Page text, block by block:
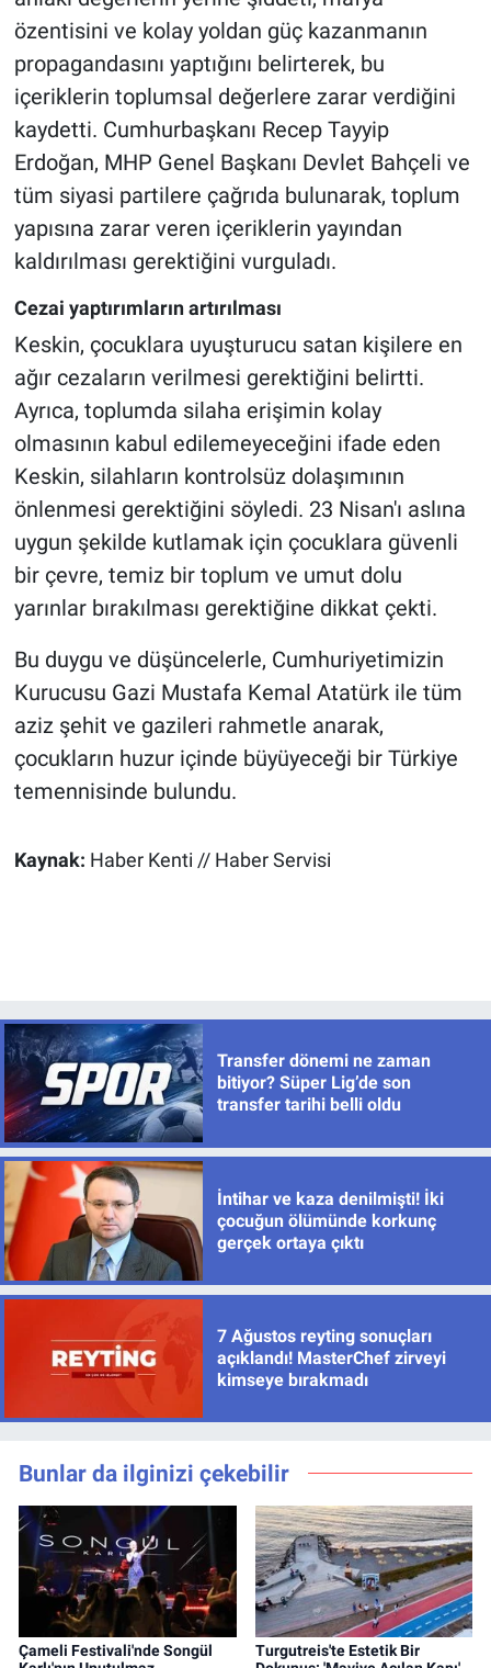
özentisini ve kolay yoldan güç kazanmanın
propagandasını yaptığını belirterek, bu
içeriklerin toplumsal değerlere zarar verdiğini
kaydetti. Cumhurbaşkanı Recep Tayyip
Erdoğan, MHP Genel Başkanı Devlet Bahçeli ve
tüm siyasi partilere çağrıda bulunarak, toplum
yapısına zarar veren içeriklerin yayından
kaldırılması gerektiğini vurguladı.
Cezai yaptırımların artırılması
Keskin, çocuklara uyuşturucu satan kişilere en
ağır cezaların verilmesi gerektiğini belirtti.
Ayrıca, toplumda silaha erişimin kolay
olmasının kabul edilemeyeceğini ifade eden
Keskin, silahların kontrolsüz dolaşımının
önlenmesi gerektiğini söyledi. 23 Nisan'ı aslına
uygun şekilde kutlamak için çocuklara güvenli
bir çevre, temiz bir toplum ve umut dolu
yarınlar bırakılması gerektiğine dikkat çekti.
Bu duygu ve düşüncelerle, Cumhuriyetimizin
Kurucusu Gazi Mustafa Kemal Atatürk ile tüm
aziz şehit ve gazileri rahmetle anarak,
çocukların huzur içinde büyüyeceği bir Türkiye
temennisinde bulundu.
Kaynak: Haber Kenti // Haber Servisi
Transfer dönemi ne zaman
bitiyor? Süper Lig’de son
transfer tarihi belli oldu
İntihar ve kaza denilmişti! İki
çocuğun ölümünde korkunç
gerçek ortaya çıktı
7 Ağustos reyting sonuçları
açıklandı! MasterChef zirveyi
kimseye bırakmadı
Bunlar da ilginizi çekebilir
Çameli Festivali'nde Songül
Turgutreis'te Estetik Bir